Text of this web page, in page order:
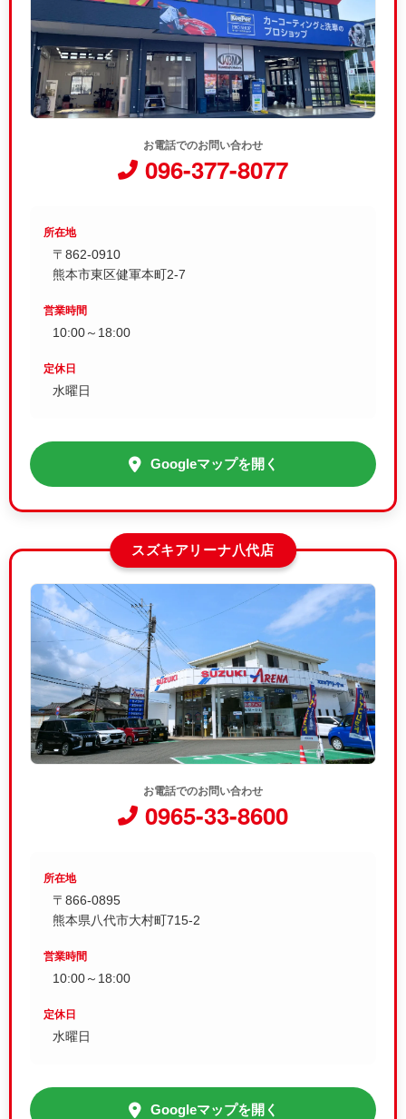
お電話でのお問い合わせ
096-377-8077
所在地
〒862-0910
熊本市東区健軍本町2-7
営業時間
10:00～18:00
定休日
水曜日
Googleマップを開く
スズキアリーナ八代店
お電話でのお問い合わせ
0965-33-8600
所在地
〒866-0895
熊本県八代市大村町715-2
営業時間
10:00～18:00
定休日
水曜日
Googleマップを開く